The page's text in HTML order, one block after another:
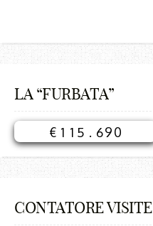
LA “FURBATA”
@
$
€
¢
¥
0
1
2
4
0
1
2
4
2
4
5
6
8
>
?
.
,
b
3
5
6
7
9
6
8
9
_
+
0
1
3
CONTATORE VISITE